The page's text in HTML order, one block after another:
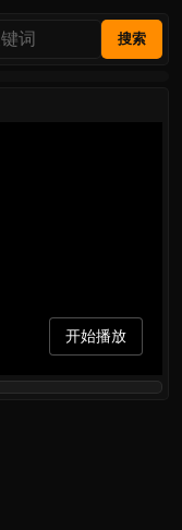
搜索
开始播放